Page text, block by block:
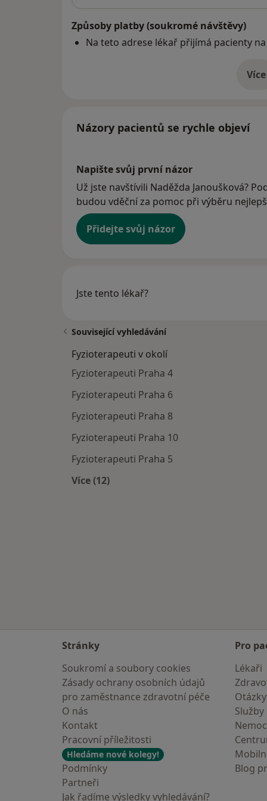
Způsoby platby (soukromé návštěvy)
Na teto adrese lékař přijímá pacienty
Více
o
Názory pacientů se rychle objeví
Napište svůj první názor
Už jste navštívili Naděžda Janoušková?
budou vděční za pomoc při výběru
Přidejte svůj názor
Jste tento lékař?
Související vyhledávání
Fyzioterapeuti v okolí
Fyzioterapeuti Praha 4
Fyzioterapeuti Praha 6
Fyzioterapeuti Praha 8
Fyzioterapeuti Praha 10
Fyzioterapeuti Praha 5
Více (12)
Stránky
Soukromí a soubory cookies
Zásady ochrany osobních údajů
pro zaměstnance zdravotní péče
O nás
Kontakt
Pracovní příležitosti
Hledáme nové kolegy!
Podmínky
Partneři
Jak řadíme výsledky vyhledávání?
Pro
Lékaři
Služby
Blog